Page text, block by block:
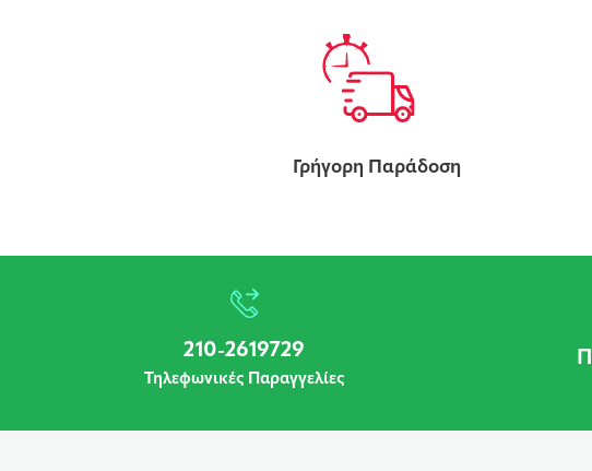
Γρήγορη Παράδοση
210-2619729
Τηλεφωνικές Παραγγελίες